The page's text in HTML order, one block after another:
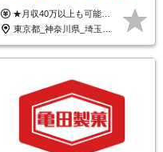
レックス制◆10時出勤・16時
退勤も可◆残業月10時間以内
★月収40万以上も可能！ ★能力・スキル・経験を考慮した年収額を設定します ■月給20万円～40万円＋決算賞与 ※経験・スキルを考慮のうえ決定します ※給与にはみなし残業代40時間分を含む。そのほか詳細に関しては別途面接時にご説明します ※試用期間3ヵ月あり。期間中の雇用形態・条件などに差異はありません
東京都_神奈川県_埼玉県_千葉県_大阪府_愛知県_北海道_青森県_岩手県_宮城県_秋田県_山形県_福島県_茨城県_栃木県_群馬県_新潟県_山梨県_長野県_富山県_石川県_福井県_静岡県_岐阜県_三重県_兵庫県_京都府_滋賀県_奈良県_和歌山県_広島県_岡山県_鳥取県_島根県_山口県_徳島県_香川県_愛媛県_高知県_福岡県_熊本県_佐賀県_長崎県_大分県_宮崎県_鹿児島県_沖縄県